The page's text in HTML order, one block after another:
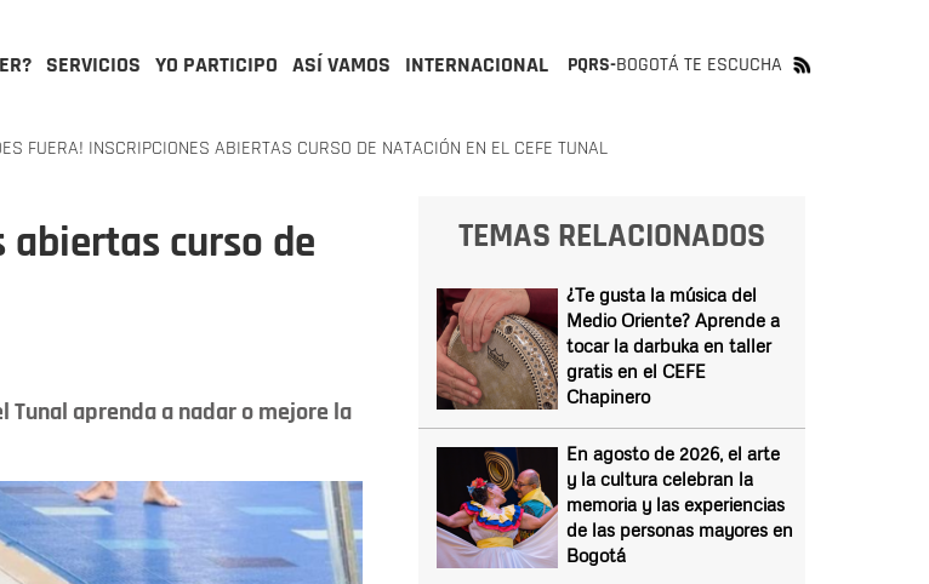
SERVICIOS YO PARTICIPO ASÍ VAMOS INTERNACIONAL PQRS-BOGOTÁ TE ESCUCHA
FUERA! INSCRIPCIONES ABIERTAS CURSO DE NATACIÓN EN EL CEFE TUNAL
abiertas curso de
aprenda a nadar o mejore la
TEMAS RELACIONADOS
¿Te gusta la música del
Medio Oriente? Aprende a
tocar la darbuka en taller
gratis en el CEFE
Chapinero
En agosto de 2026, el arte
y la cultura celebran la
memoria y las experiencias
de las personas mayores en
Bogotá